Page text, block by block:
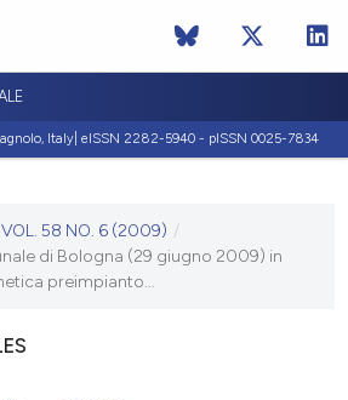
Italy| eISSN 2282-5940 - pISSN 0025-7834
VOL. 58 NO. 6 (2009) /
di Bologna (29 giugno 2009) in
preimpianto...